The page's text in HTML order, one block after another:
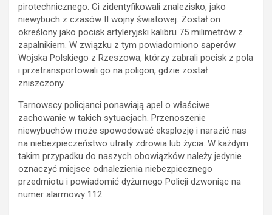
pirotechnicznego. Ci zidentyfikowali znalezisko, jako
niewybuch z czasów II wojny światowej. Został on
określony jako pocisk artyleryjski kalibru 75 milimetrów z
zapalnikiem. W związku z tym powiadomiono saperów
Wojska Polskiego z Rzeszowa, którzy zabrali pocisk z pola
i przetransportowali go na poligon, gdzie został
zniszczony.
Tarnowscy policjanci ponawiają apel o właściwe
zachowanie w takich sytuacjach. Przenoszenie
niewybuchów może spowodować eksplozję i narazić nas
na niebezpieczeństwo utraty zdrowia lub życia. W każdym
takim przypadku do naszych obowiązków należy jedynie
oznaczyć miejsce odnalezienia niebezpiecznego
przedmiotu i powiadomić dyżurnego Policji dzwoniąc na
numer alarmowy 112.